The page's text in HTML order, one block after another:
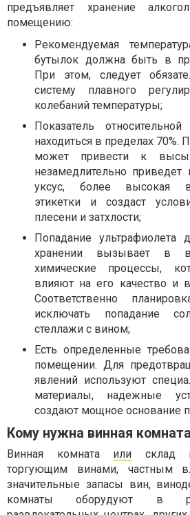
предъявляет хранение
помещению:
Рекомендуемая
бутылок должна быть в
При этом, следует
систему плавного
колебаний температуры;
Показатель
находиться в пределах
может привести к
незамедлительно
уксус, более высокая
этикетки и создаст
плесени и затхлости;
Попадание
хранении вызывает в
химические процессы,
влияют на его качество и
Соответственно
исключать попадание
стеллажи с вином;
Есть определенные
помещении. Для
явлений используют
материалы, надежные
создают мощное основание
Кому нужна винная
Винная комната или склад
торгующим винами, частным
значительные запасы вин,
комнаты оборудуют в